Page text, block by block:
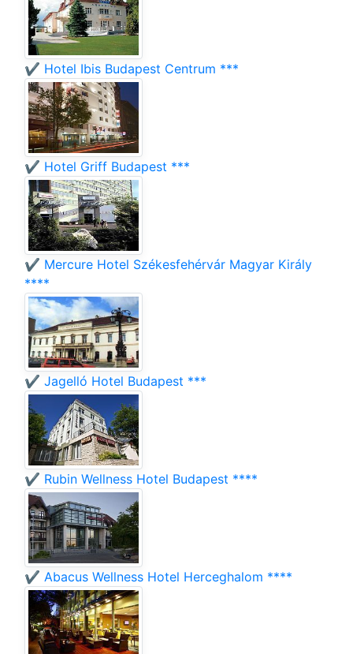
✔️ Hotel Ibis Budapest Centrum ***
✔️ Hotel Griff Budapest ***
✔️ Mercure Hotel Székesfehérvár Magyar Király
****
✔️ Jagelló Hotel Budapest ***
✔️ Rubin Wellness Hotel Budapest ****
✔️ Abacus Wellness Hotel Herceghalom ****